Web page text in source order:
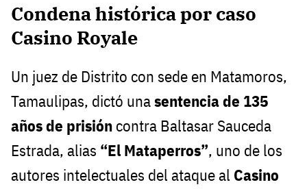
Condena histórica por caso
Casino Royale
Un juez de Distrito con sede en Matamoros,
Tamaulipas, dictó unasentencia de 135
años de prisión contra Baltasar Sauceda
Estrada, alias “El Mataperros”, uno de los
autores intelectuales del ataque al Casino